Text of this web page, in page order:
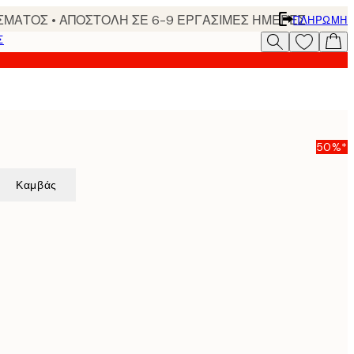
• ΑΠΟΣΤΟΛΗ ΣΕ 6-9 ΕΡΓΑΣΙΜΕΣ ΗΜΕΡΕΣΠΛΗΡΩΜΉ
50%*
Καμβάς